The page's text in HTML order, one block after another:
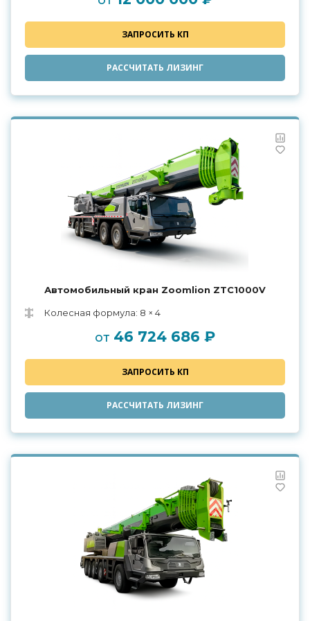
ЗАПРОСИТЬ КП
РАССЧИТАТЬ ЛИЗИНГ
Автомобильный кран Zoomlion ZTC1000V
Колесная формула: 8 × 4
от 46 724 686 ₽
ЗАПРОСИТЬ КП
РАССЧИТАТЬ ЛИЗИНГ